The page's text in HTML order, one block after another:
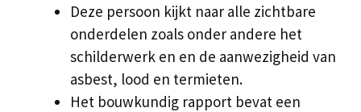
Deze persoon kijkt naar alle zichtbare
onderdelen zoals onder andere het
schilderwerk en en de aanwezigheid van
asbest, lood en termieten.
Het bouwkundig rapport bevat een